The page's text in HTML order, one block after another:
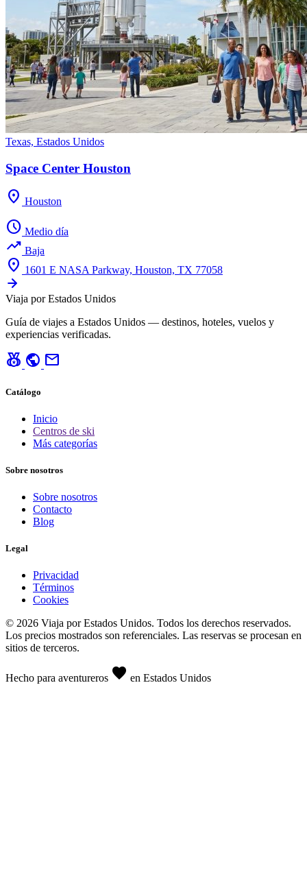
Texas, Estados Unidos
Space Center Houston
location_on Houston
schedule Medio día
trending_up Baja
location_on 1601 E NASA Parkway, Houston, TX 77058
Viaja por Estados Unidos
Guía de viajes a Estados Unidos — destinos, hoteles, vuelos y
experiencias verificadas.
social_leaderboard public mail
Catálogo
Inicio
Centros de ski
Más categorías
Sobre nosotros
Sobre nosotros
Contacto
Blog
Legal
Privacidad
Términos
Cookies
© 2026 Viaja por Estados Unidos. Todos los derechos reservados.
Los precios mostrados son referenciales. Las reservas se procesan en
sitios de terceros.
Hecho para aventureros favorite en Estados Unidos